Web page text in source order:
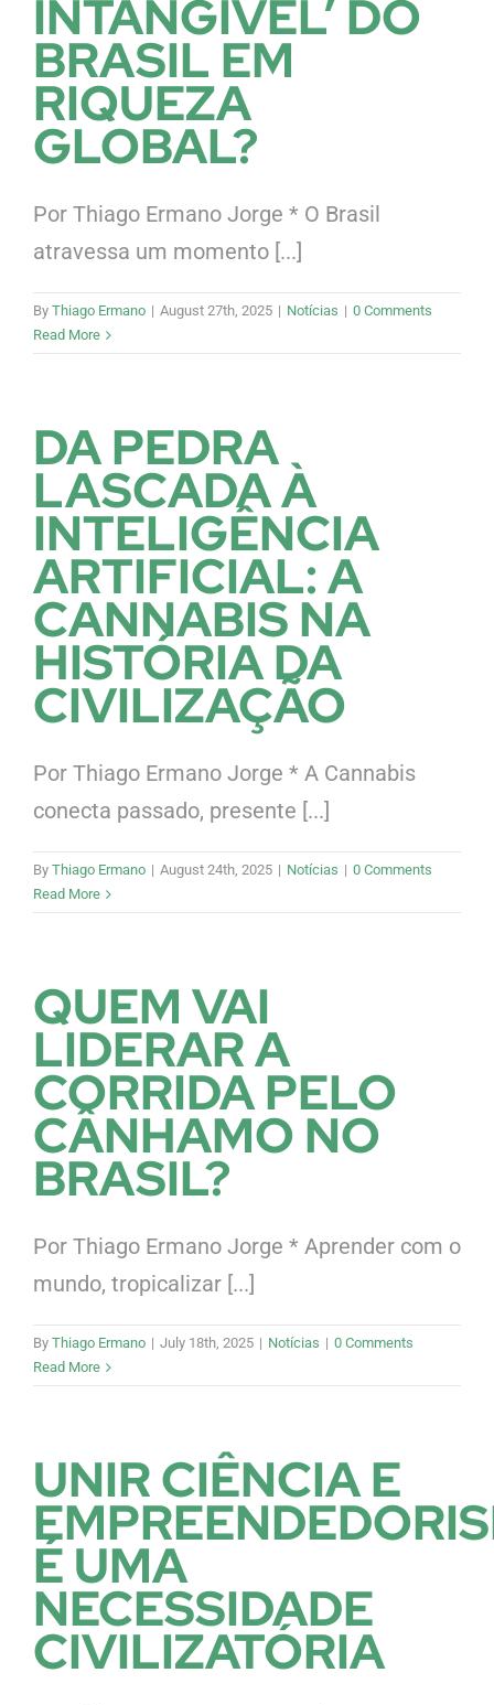
INTANGÍVEL’ DO
BRASIL EM
RIQUEZA
GLOBAL?
Por Thiago Ermano Jorge * O Brasil
atravessa um momento [...]
By Thiago Ermano | August 27th, 2025 | Notícias | 0 Comments
Read More
DA PEDRA
LASCADA À
INTELIGÊNCIA
ARTIFICIAL: A
CANNABIS NA
HISTÓRIA DA
CIVILIZAÇÃO
Por Thiago Ermano Jorge * A Cannabis
conecta passado, presente [...]
By Thiago Ermano | August 24th, 2025 | Notícias | 0 Comments
Read More
QUEM VAI
LIDERAR A
CORRIDA PELO
CÂNHAMO NO
BRASIL?
Por Thiago Ermano Jorge * Aprender com o
mundo, tropicalizar [...]
By Thiago Ermano | July 18th, 2025 | Notícias | 0 Comments
Read More
UNIR CIÊNCIA E
É UMA
NECESSIDADE
CIVILIZATÓRIA